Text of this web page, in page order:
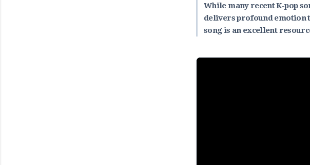
While many recent K-pop
delivers profound emotion
song is an excellent